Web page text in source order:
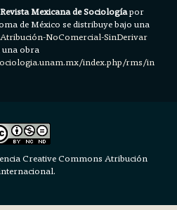
Mexicana de Sociologíapor
de México se distribuye bajo una
NoComercial-SinDerivar
una obra
index.php/rms/in
Creative Commons Atribución